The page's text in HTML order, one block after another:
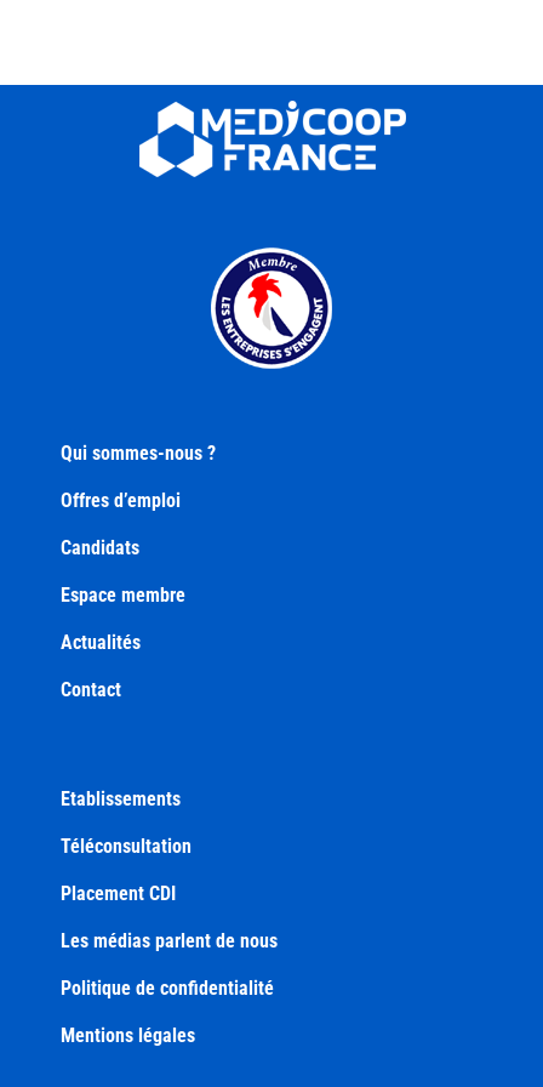
Qui sommes-nous ?
Offres d’emploi
Candidats
Espace membre
Actualités
Contact
Etablissements
Téléconsultation
Placement CDI
Les médias parlent de nous
Politique de confidentialité
Mentions légales